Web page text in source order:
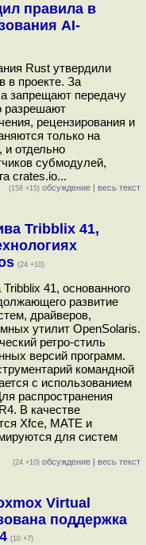
правила в
AI-
Rust утвердили
в проекте. За
запрещают передачу
разрешают
рецензирования и
только на
и отдельно
субмодулей,
crates.io...
(158 +15) обсуждение | весь текст
Tribblix 41,
(24 +10)
41, основанного
развитие
драйверов,
утилит OpenSolaris.
ретро-стиль
версий программ.
командной
с использованием
распространения
В качестве
Xfce, MATE и
для систем
(24 +10) обсуждение | весь текст
Virtual
поддержка
(10 +7)